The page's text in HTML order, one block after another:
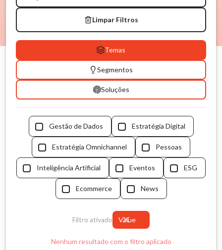
Limpar Filtros
Temas
Segmentos
Soluções
Gestão de Dados Estratégia Digital
Estratégia Omnichannel Pessoas
Inteligência Artificial Eventos ESG
Ecommerce News
Filtro ativado Value
Nenhum resultado com o filtro aplicado